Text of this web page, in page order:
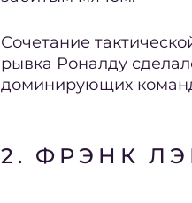
Сочетание
рывка Роналду
доминирующих
2. ФРЭНК